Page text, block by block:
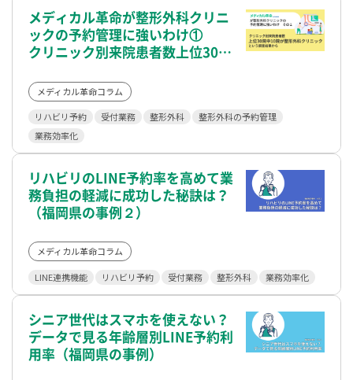
メディカル革命が整形外科クリニ
ックの予約管理に強いわけ①
クリニック別来院患者数上位30院
う調査結果から
メディカル革命コラム
リハビリ予約 受付業務 整形外科
整形外科の予約管理
業務効率化
リハビリのLINE予約率を高めて業
務負担の軽減に成功した秘訣は？
（福岡県の事例２）
メディカル革命コラム
LINE連携機能 リハビリ予約 受付業務 整形外科 業務効率化
シニア世代はスマホを使えない？
データで見る年齢層別LINE予約利
用率（福岡県の事例）